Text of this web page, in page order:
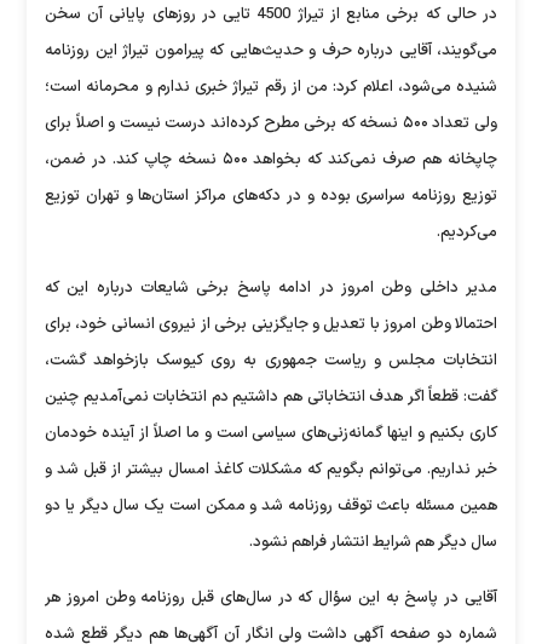
در حالی که برخی منابع از تیراژ 4500 تایی در روزهای پایانی آن سخن
می‌گویند، آقایی درباره حرف و حدیث‌هایی که پیرامون تیراژ این روزنامه
شنیده می‌شود، اعلام کرد: من از رقم تیراژ خبری ندارم و محرمانه است؛
ولی تعداد ۵۰۰ نسخه که برخی مطرح کرده‌اند درست نیست و اصلاً برای
چاپخانه هم صرف نمی‌کند که بخواهد ۵۰۰ نسخه چاپ کند. در ضمن،
توزیع روزنامه سراسری بوده و در دکه‌های مراکز استان‌ها و تهران توزیع
می‌کردیم.
مدیر داخلی وطن امروز در ادامه پاسخ برخی شایعات درباره این که
احتمالا وطن امروز با تعدیل و جایگزینی برخی از نیروی انسانی خود، برای
انتخابات مجلس و ریاست جمهوری به روی کیوسک بازخواهد گشت،
گفت: قطعاً اگر هدف انتخاباتی هم داشتیم دم انتخابات نمی‌آمدیم چنین
کاری بکنیم و اینها گمانه‌زنی‌های سیاسی است و ما اصلاً از آینده خودمان
خبر نداریم. می‌توانم بگویم که مشکلات کاغذ امسال بیشتر از قبل شد و
همین مسئله باعث توقف روزنامه شد و ممکن است یک سال دیگر یا دو
سال دیگر هم شرایط انتشار فراهم نشود.
آقایی در پاسخ به این سؤال که در سال‌‎های قبل روزنامه وطن امروز هر
شماره دو صفحه آگهی داشت ولی انگار آن آگهی‌ها هم دیگر قطع شده